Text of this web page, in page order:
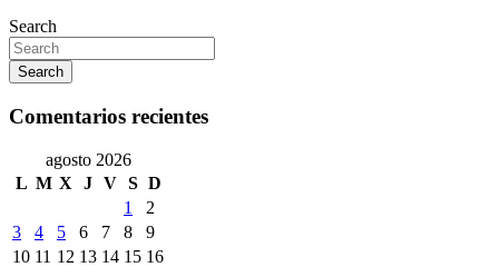
Search
Search
Comentarios recientes
agosto 2026
L M X J V S D
1
2
3
4 5 6 7 8
9
10 11 12 13 14 15 16